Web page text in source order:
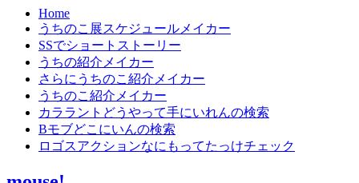
Home
うちのこ展スケジュールメイカー
SSでショートストーリー
うちの紹介メイカー
さらにうちのこ紹介メイカー
うちのこ紹介メイカー
カララントどうやって手にいれんの検索
Bモブどこにいんの検索
ロゴスアクションなにもってたっけチェック